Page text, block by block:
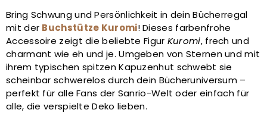
Bring Schwung und Persönlichkeit in dein Bücherregal
mit der Buchstütze Kuromi! Dieses farbenfrohe
Accessoire zeigt die beliebte Figur Kuromi, frech und
charmant wie eh und je. Umgeben von Sternen und mit
ihrem typischen spitzen Kapuzenhut schwebt sie
scheinbar schwerelos durch dein Bücheruniversum –
perfekt für alle Fans der Sanrio-Welt oder einfach für
alle, die verspielte Deko lieben.